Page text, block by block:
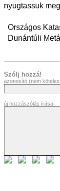
nyugtassuk
Országos
Dunántúli
Szólj hozzá!
azonosító (nem
új hozzászólás írása: